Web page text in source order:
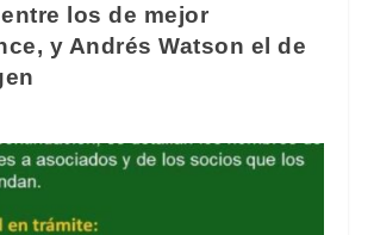
los de mejor
y Andrés Watson el de